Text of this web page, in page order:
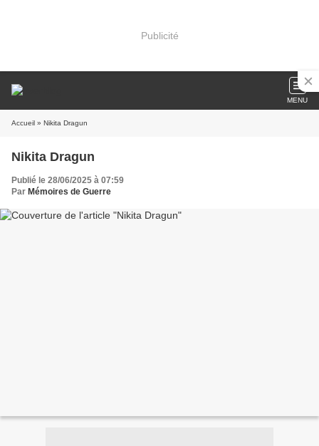
Publicité
MENU
Accueil » Nikita Dragun
Nikita Dragun
Publié le 28/06/2025 à 07:59
Par Mémoires de Guerre